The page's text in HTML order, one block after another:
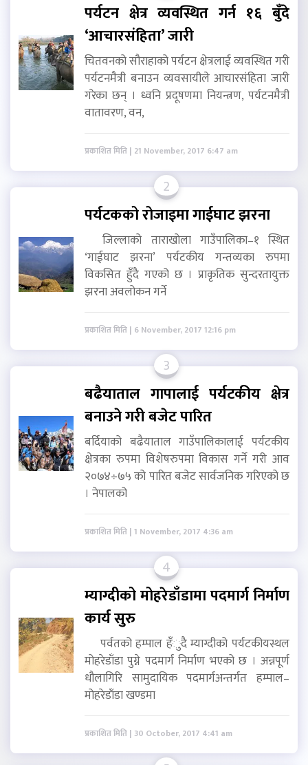
पर्यटन क्षेत्र व्यवस्थित गर्न १६ बुँदे
‘आचारसंहिता’ जारी
चितवनको सौराहाको पर्यटन क्षेत्रलाई व्यवस्थित गरी
पर्यटनमैत्री बनाउन व्यवसायीले आचारसंहिता जारी
गरेका छन् । ध्वनि प्रदूषणमा नियन्त्रण, पर्यटनमैत्री
वातावरण, वन,
प्रकाशित मिति | 21 November, 2017 6:47 am
2
पर्यटकको रोजाइमा गाईघाट झरना
जिल्लाको ताराखोला गाउँपालिका–१ स्थित
‘गाईघाट झरना’ पर्यटकीय गन्तव्यका रुपमा
विकसित हुँदै गएको छ । प्राकृतिक सुन्दरतायुक्त
झरना अवलोकन गर्ने
प्रकाशित मिति | 6 November, 2017 12:16 pm
3
बढैयाताल गापालाई पर्यटकीय क्षेत्र
बनाउने गरी बजेट पारित
बर्दियाको बढैयाताल गाउँपालिकालाई पर्यटकीय
क्षेत्रका रुपमा विशेषरुपमा विकास गर्ने गरी आव
२०७४÷७५ को पारित बजेट सार्वजनिक गरिएको छ
। नेपालको
प्रकाशित मिति | 1 November, 2017 4:36 am
4
म्याग्दीको मोहरेडाँडामा पदमार्ग निर्माण
कार्य सुरु
पर्वतको हम्पाल हँुदै म्याग्दीको पर्यटकीयस्थल
मोहरेडाँडा पुग्ने पदमार्ग निर्माण भएको छ । अन्नपूर्ण
धौलागिरि सामुदायिक पदमार्गअन्तर्गत हम्पाल–
मोहरेडाँडा खण्डमा
प्रकाशित मिति | 30 October, 2017 4:41 am